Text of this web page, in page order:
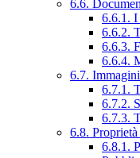
6.6.
6.6.1. I
6.6.2.
6.6.3.
6.6.4.
6.7.
6.7.1.
6.7.2.
6.7.3.
6.8.
6.8.1.